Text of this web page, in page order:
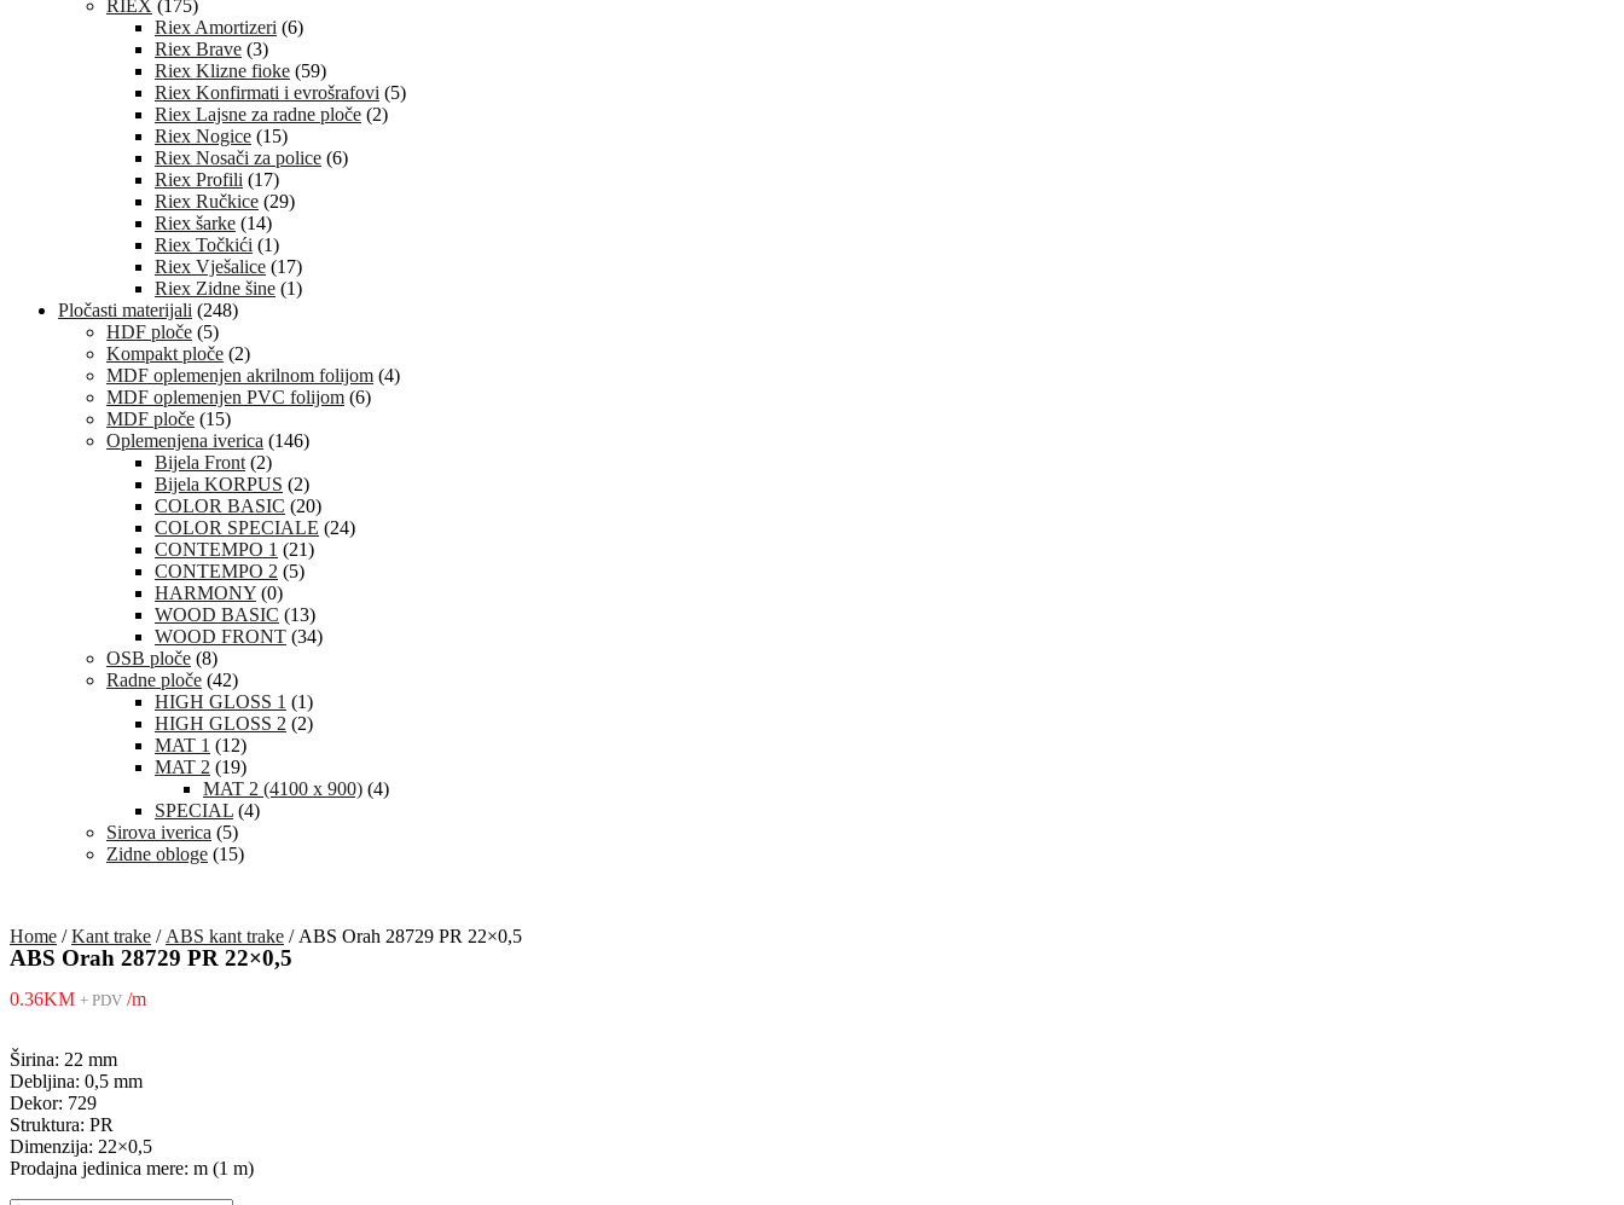
RIEX (175)
Riex Amortizeri (6)
Riex Brave (3)
Riex Klizne fioke (59)
Riex Konfirmati i evrošrafovi (5)
Riex Lajsne za radne ploče (2)
Riex Nogice (15)
Riex Nosači za police (6)
Riex Profili (17)
Riex Ručkice (29)
Riex šarke (14)
Riex Točkići (1)
Riex Vješalice (17)
Riex Zidne šine (1)
Pločasti materijali (248)
HDF ploče (5)
Kompakt ploče (2)
MDF oplemenjen akrilnom folijom (4)
MDF oplemenjen PVC folijom (6)
MDF ploče (15)
Oplemenjena iverica (146)
Bijela Front (2)
Bijela KORPUS (2)
COLOR BASIC (20)
COLOR SPECIALE (24)
CONTEMPO 1 (21)
CONTEMPO 2 (5)
HARMONY (0)
WOOD BASIC (13)
WOOD FRONT (34)
OSB ploče (8)
Radne ploče (42)
HIGH GLOSS 1 (1)
HIGH GLOSS 2 (2)
MAT 1 (12)
MAT 2 (19)
MAT 2 (4100 x 900) (4)
SPECIAL (4)
Sirova iverica (5)
Zidne obloge (15)
Home /Kant trake / ABS kant trake / ABS Orah 28729 PR 22×0,5
ABS Orah 28729 PR 22×0,5
0.36KM + PDV /m
Širina: 22 mm
Debljina: 0,5 mm
Dekor: 729
Struktura: PR
Dimenzija: 22×0,5
Prodajna jedinica mere: m (1 m)